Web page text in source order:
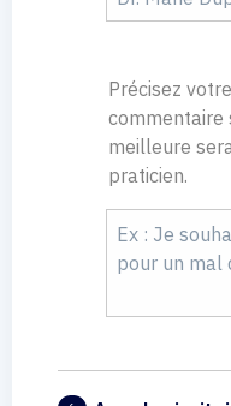
Précisez
commentaire
meilleure
praticien.